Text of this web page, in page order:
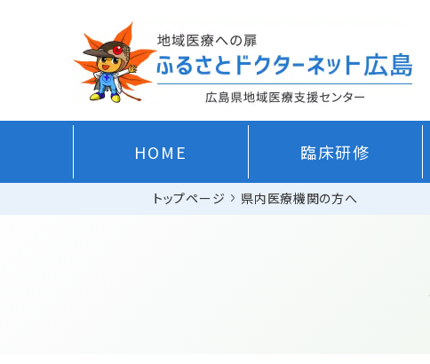
HOME 臨床研修
トップページ 県内医療機関の方へ